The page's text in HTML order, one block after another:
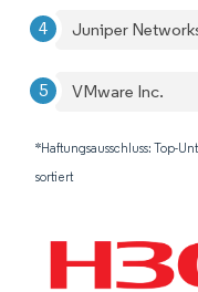
Juniper
VMware Inc.
*Haftungsausschluss: Top-
sortiert